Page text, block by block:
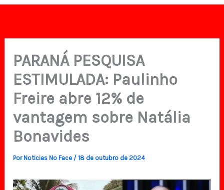
PARANÁ PESQUISA
ESTIMULADA: Paulinho
Freire abre 12% de
vantagem sobre Natália
Bonavides
PorNoticias No Face /18 de outubro de 2024